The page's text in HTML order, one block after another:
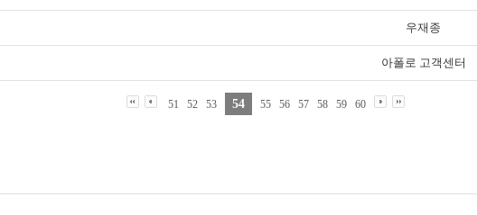
우재종
아폴로 고객센터
51 52 53 54 55 56 57 58 59 60